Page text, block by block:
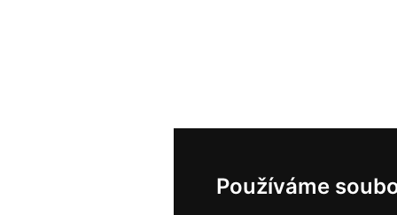
Používáme